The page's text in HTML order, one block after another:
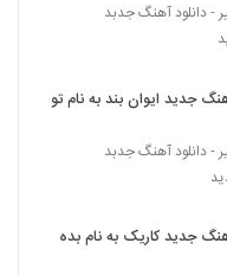
محسن حق شناس(پاپ)
دارم از آرش بهمنش
علی هایپر
- دانلود آهنگ جدبد
جدید ایوان بند به نام تو
- دانلود آهنگ جدبد
جدید کاریک به نام بده